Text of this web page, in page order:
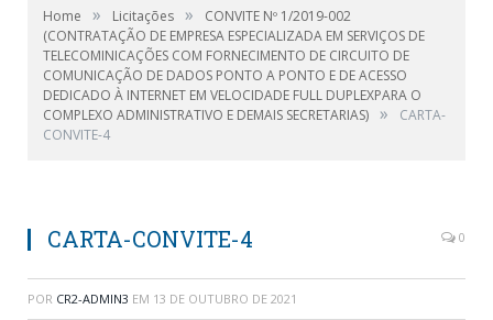
Home » Licitações »
CONVITE Nº 1/2019-002
(CONTRATAÇÃO DE EMPRESA ESPECIALIZADA EM SERVIÇOS DE
TELECOMINICAÇÕES COM FORNECIMENTO DE CIRCUITO DE
COMUNICAÇÃO DE DADOS PONTO A PONTO E DE ACESSO
DEDICADO À INTERNET EM VELOCIDADE FULL DUPLEXPARA O
COMPLEXO ADMINISTRATIVO E DEMAIS SECRETARIAS) »
CARTA-
CONVITE-4
CARTA-CONVITE-4 0
POR CR2-ADMIN3 EM 13 DE OUTUBRO DE 2021